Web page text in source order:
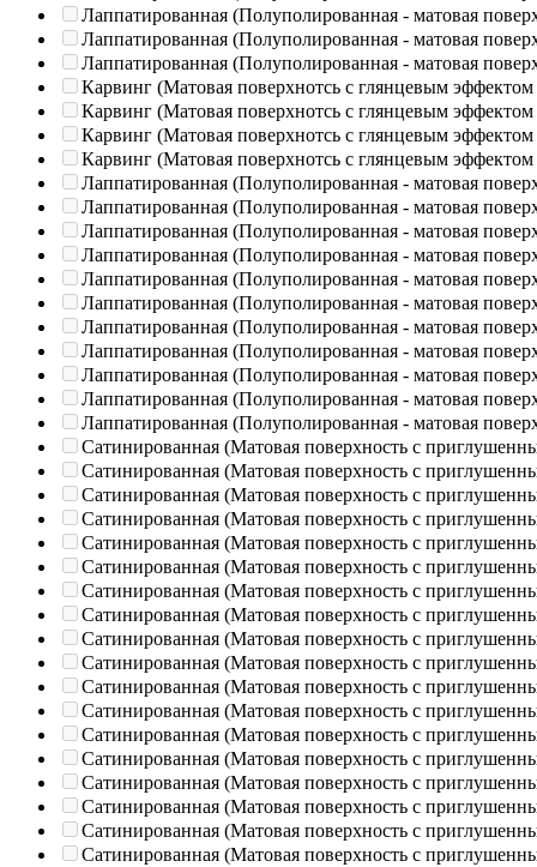
Лаппатированная (Полуполированная - матовая
Лаппатированная (Полуполированная - матовая
Лаппатированная (Полуполированная - матовая
Карвинг (Матовая поверхнотсь с глянцевым эффектом
Карвинг (Матовая поверхнотсь с глянцевым эффектом
Карвинг (Матовая поверхнотсь с глянцевым эффектом
Карвинг (Матовая поверхнотсь с глянцевым эффектом
Лаппатированная (Полуполированная - матовая
Лаппатированная (Полуполированная - матовая
Лаппатированная (Полуполированная - матовая
Лаппатированная (Полуполированная - матовая
Лаппатированная (Полуполированная - матовая
Лаппатированная (Полуполированная - матовая
Лаппатированная (Полуполированная - матовая
Лаппатированная (Полуполированная - матовая
Лаппатированная (Полуполированная - матовая
Лаппатированная (Полуполированная - матовая
Лаппатированная (Полуполированная - матовая
Сатинированная (Матовая поверхность с
Сатинированная (Матовая поверхность с
Сатинированная (Матовая поверхность с
Сатинированная (Матовая поверхность с
Сатинированная (Матовая поверхность с
Сатинированная (Матовая поверхность с
Сатинированная (Матовая поверхность с
Сатинированная (Матовая поверхность с
Сатинированная (Матовая поверхность с
Сатинированная (Матовая поверхность с
Сатинированная (Матовая поверхность с
Сатинированная (Матовая поверхность с
Сатинированная (Матовая поверхность с
Сатинированная (Матовая поверхность с
Сатинированная (Матовая поверхность с
Сатинированная (Матовая поверхность с
Сатинированная (Матовая поверхность с
Сатинированная (Матовая поверхность с